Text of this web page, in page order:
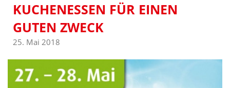
KUCHENESSEN FÜR EINEN
GUTEN ZWECK
25. Mai 2018